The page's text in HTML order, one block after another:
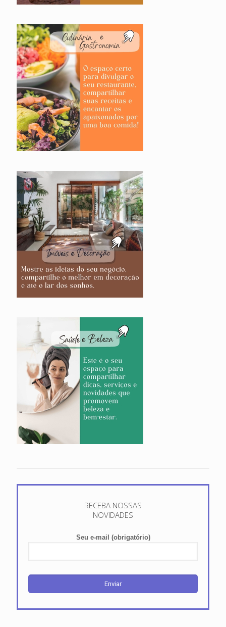
RECEBA NOSSAS
NOVIDADES
Seu e-mail (obrigatório)